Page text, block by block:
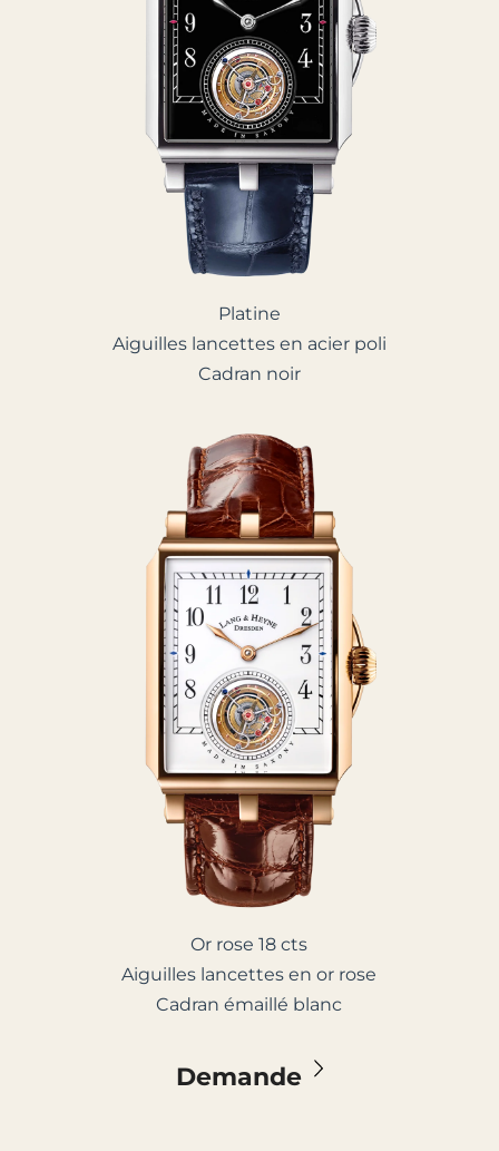
Platine
Aiguilles lancettes en acier poli
Cadran noir
Or rose 18 cts
Aiguilles lancettes en or rose
Cadran émaillé blanc
Demande